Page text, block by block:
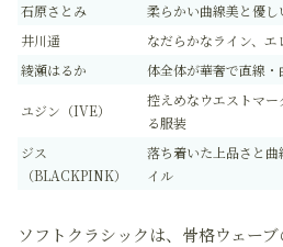
石原さとみ
柔らかい曲線美と優
井川遥
なだらかなライン、
綾瀬はるか
体全体が華奢で直線
ユジン（IVE）
控えめなウエストマ
る服装
ジス
（BLACKPINK）
落ち着いた上品さと
イル
ソフトクラシックは、骨格ウェー